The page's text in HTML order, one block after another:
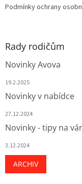
Podmínky ochrany
Rady rodičům
Novinky Avova
19.2.2025
Novinky v nabídce
27.12.2024
Novinky - tipy na
3.12.2024
ARCHIV